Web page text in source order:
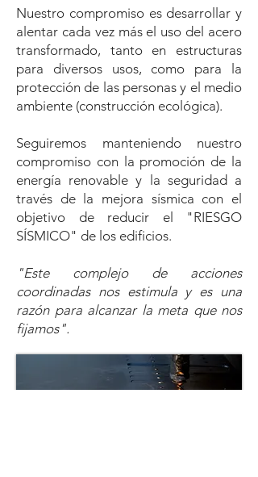
Nuestro compromiso es desarrollar y
alentar cada vez más el uso del acero
transformado, tanto en estructuras
para diversos usos, como para la
protección de las personas y el medio
ambiente (construcción ecológica).
Seguiremos manteniendo nuestro
compromiso con la promoción de la
energía renovable y la seguridad a
través de la mejora sísmica con el
objetivo de reducir el "RIESGO
SÍSMICO" de los edificios.
"Este complejo de acciones
coordinadas nos estimula y es una
razón para alcanzar la meta que nos
fijamos".